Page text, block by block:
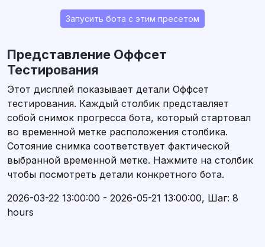
Запусить бота с этим пресетом
Представление Оффсет
Тестирования
Этот дисплей показывает детали Оффсет
тестирования. Каждый столбик представляет
собой снимок прогресса бота, который стартовал
во временной метке расположения столбика.
Сотояние снимка соответствует фактической
выбранной временной метке. Нажмите на столбик
чтобы посмотреть детали конкретного бота.
2026-03-22 13:00:00 - 2026-05-21 13:00:00, Шаг: 8
hours